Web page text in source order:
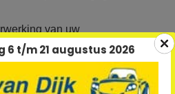
van uw
te laten
bijvoorbeeld als
t/m 21 augustus 2026